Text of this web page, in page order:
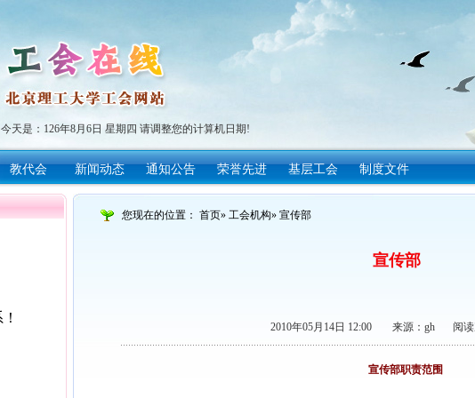
今天是： 126年8月6日 星期四 请调整您的计算机日期!
教代会 新闻动态 通知公告 荣誉先进 基层工会 制度文件
您现在的位置： 首页» 工会机构» 宣传部
宣传部
2010年05月14日 12:00 来源：gh 阅
宣传部职责范围